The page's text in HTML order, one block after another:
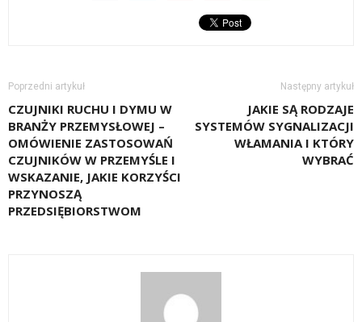
Poprzedni artykuł
CZUJNIKI RUCHU I DYMU W
BRANŻY PRZEMYSŁOWEJ –
OMÓWIENIE ZASTOSOWAŃ
CZUJNIKÓW W PRZEMYŚLE I
WSKAZANIE, JAKIE KORZYŚCI
PRZYNOSZĄ
PRZEDSIĘBIORSTWOM
Następny artykuł
JAKIE SĄ RODZAJE
SYSTEMÓW SYGNALIZACJI
WŁAMANIA I KTÓRY
WYBRAĆ